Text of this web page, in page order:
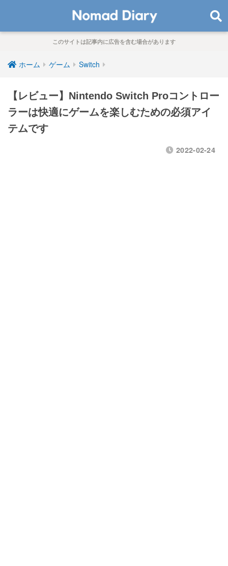
このサイトは記事内に広告を含む場合があります
ホーム ゲーム Switch
【レビュー】Nintendo Switch Proコントロー
ラーは快適にゲームを楽しむための必須アイ
テムです
2022-02-24